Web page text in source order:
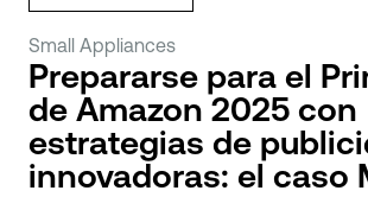
Small Appliances
Prepararse para el
de Amazon 2025 con
estrategias de
innovadoras: el caso